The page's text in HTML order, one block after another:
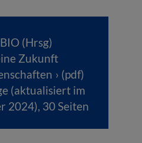
(Hrsg)
Zukunft
(pdf)
(aktualisiert im
2024), 30 Seiten